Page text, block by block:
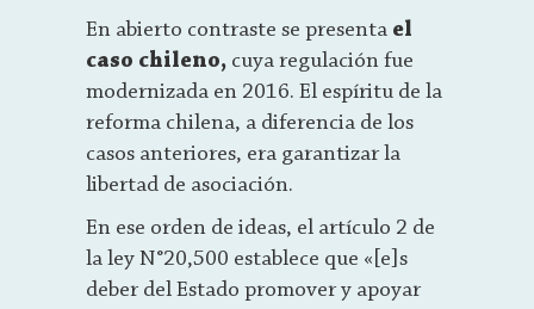
En abierto contraste se presenta el
caso chileno, cuya regulación fue
modernizada en 2016. El espíritu de la
reforma chilena, a diferencia de los
casos anteriores, era garantizar la
libertad de asociación.
En ese orden de ideas, el artículo 2 de
la ley N°20,500 establece que «[e]s
deber del Estado promover y apoyar